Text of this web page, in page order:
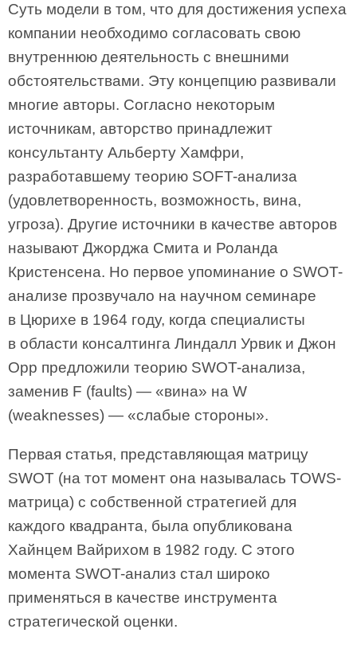
Суть модели в том, что для достижения успеха
компании необходимо согласовать свою
внутреннюю деятельность с внешними
обстоятельствами. Эту концепцию развивали
многие авторы. Согласно некоторым
источникам, авторство принадлежит
консультанту Альберту Хамфри,
разработавшему теорию SOFT-анализа
(удовлетворенность, возможность, вина,
угроза). Другие источники в качестве авторов
называют Джорджа Смита и Роланда
Кристенсена. Но первое упоминание о SWOT-
анализе прозвучало на научном семинаре
в Цюрихе в 1964 году, когда специалисты
в области консалтинга Линдалл Урвик и Джон
Орр предложили теорию SWOT-анализа,
заменив F (faults) — «вина» на W
(weaknesses) — «слабые стороны».
Первая статья, представляющая матрицу
SWOT (на тот момент она называлась TOWS-
матрица) с собственной стратегией для
каждого квадранта, была опубликована
Хайнцем Вайрихом в 1982 году. С этого
момента SWOT-анализ стал широко
применяться в качестве инструмента
стратегической оценки.